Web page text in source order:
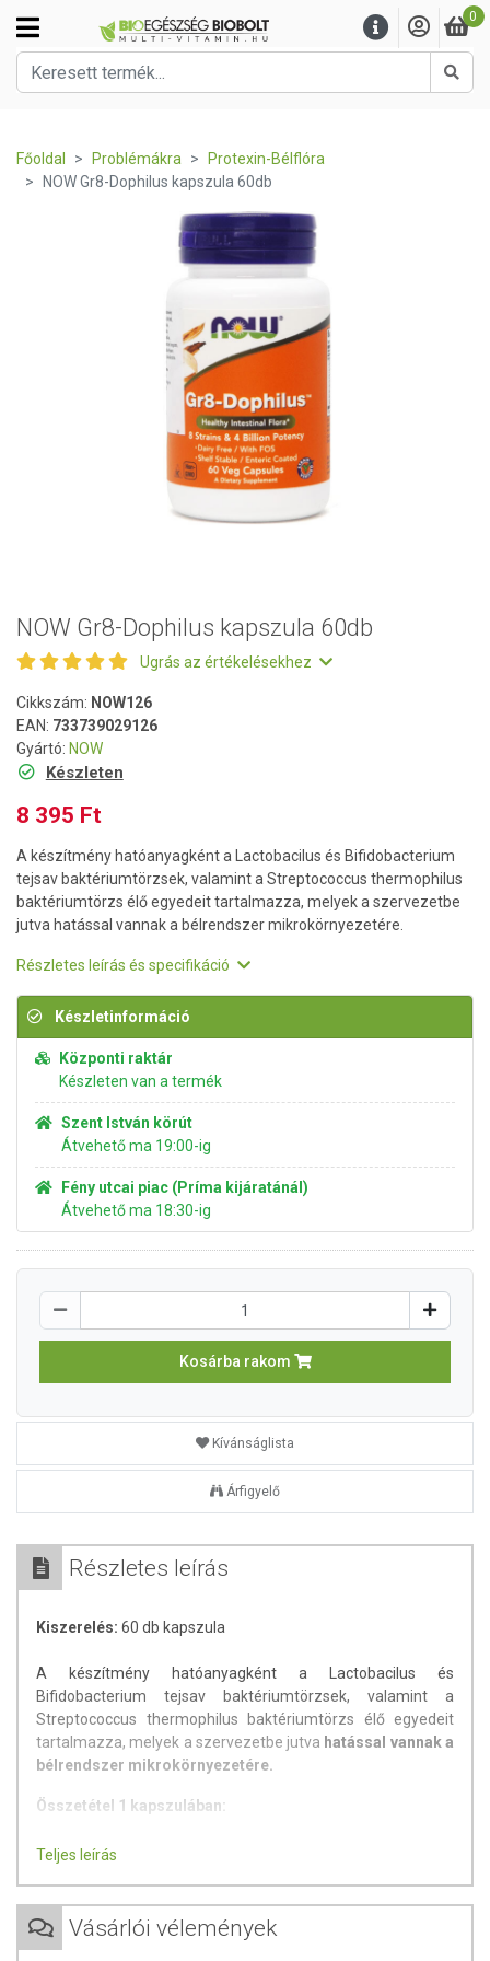
0
Főoldal Problémákra
Protexin-Bélflóra
NOW Gr8-Dophilus kapszula 60db
NOW Gr8-Dophilus kapszula 60db
Ugrás az értékelésekhez
Cikkszám: NOW126
EAN: 733739029126
Gyártó: NOW
Készleten
8 395 Ft
A készítmény hatóanyagként a Lactobacilus és Bifidobacterium
tejsav baktériumtörzsek, valamint a Streptococcus thermophilus
baktériumtörzs élő egyedeit tartalmazza, melyek a szervezetbe
jutva hatással vannak a bélrendszer mikrokörnyezetére.
Részletes leírás és specifikáció
Készletinformáció
Központi raktár
Készleten van a termék
Szent István körút
Átvehető ma 19:00-ig
Fény utcai piac (Príma kijáratánál)
Átvehető ma 18:30-ig
Kosárba rakom
Kívánságlista
Árfigyelő
Részletes leírás
Kiszerelés: 60 db kapszula
A készítmény hatóanyagként a Lactobacilus és
Bifidobacterium tejsav baktériumtörzsek, valamint a
Streptococcus thermophilus baktériumtörzs élő egyedeit
tartalmazza, melyek a szervezetbe jutva hatással vannak a
bélrendszer mikrokörnyezetére.
Összetétel 1 kapszulában:
- Lactobacilus acidophilus 1,2 milliárd
- Lactobacilus salivarius 600 millió
- Lactobacilus casei 600 millió
- Lactobacilus rhamnosus 600 millió
- Streptococcus thermophilus 400 millió
Teljes leírás
Vásárlói vélemények